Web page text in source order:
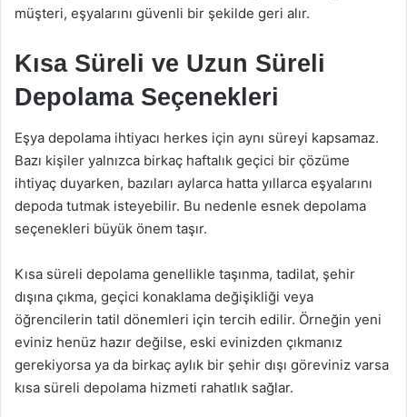
müşteri, eşyalarını güvenli bir şekilde geri alır.
Kısa Süreli ve Uzun Süreli
Depolama Seçenekleri
Eşya depolama ihtiyacı herkes için aynı süreyi kapsamaz.
Bazı kişiler yalnızca birkaç haftalık geçici bir çözüme
ihtiyaç duyarken, bazıları aylarca hatta yıllarca eşyalarını
depoda tutmak isteyebilir. Bu nedenle esnek depolama
seçenekleri büyük önem taşır.
Kısa süreli depolama genellikle taşınma, tadilat, şehir
dışına çıkma, geçici konaklama değişikliği veya
öğrencilerin tatil dönemleri için tercih edilir. Örneğin yeni
eviniz henüz hazır değilse, eski evinizden çıkmanız
gerekiyorsa ya da birkaç aylık bir şehir dışı göreviniz varsa
kısa süreli depolama hizmeti rahatlık sağlar.